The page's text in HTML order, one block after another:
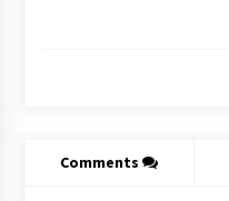
Comments